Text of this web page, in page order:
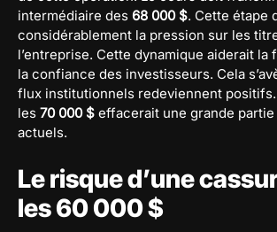
intermédiaire des 68 000 $. Cette étape
considérablement la pression sur les
l’entreprise. Cette dynamique aiderait la
la confiance des investisseurs. Cela
flux institutionnels redeviennent
les 70 000 $ effacerait une grande
actuels.
Le risque d’une
les 60 000 $